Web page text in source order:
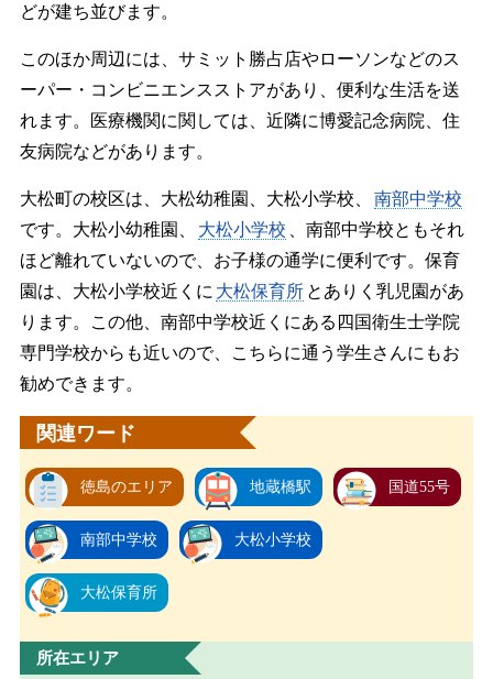
どが建ち並びます。
このほか周辺には、サミット勝占店やローソンなどのス
ーパー・コンビニエンスストアがあり、便利な生活を送
れます。医療機関に関しては、近隣に博愛記念病院、住
友病院などがあります。
大松町の校区は、大松幼稚園、大松小学校、
南部中学校
です。大松小幼稚園、
大松小学校
、南部中学校ともそれ
ほど離れていないので、お子様の通学に便利です。保育
園は、大松小学校近くに 大松保育所 とありく乳児園があ
ります。この他、南部中学校近くにある四国衛生士学院
専門学校からも近いので、こちらに通う学生さんにもお
勧めできます。
関連ワード
徳島のエリア 地蔵橋駅 国道55号
南部中学校 大松小学校
大松保育所
所在エリア